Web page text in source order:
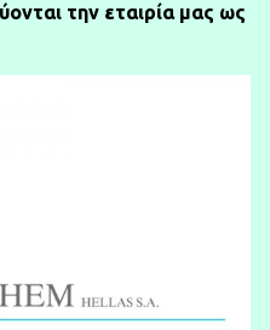
την εταιρία μας ως